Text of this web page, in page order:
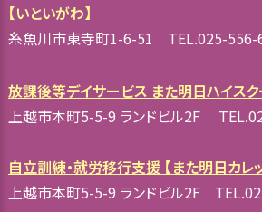
【いといがわ】
糸魚川市東寺町1-6-51 TEL.025-556-
放課後等デイサービス また明日ハイス
上越市本町5-5-9 ランドビル2F
自立訓練・就労移行支援 【また明日カレ
上越市本町5-5-9 ランドビル2F